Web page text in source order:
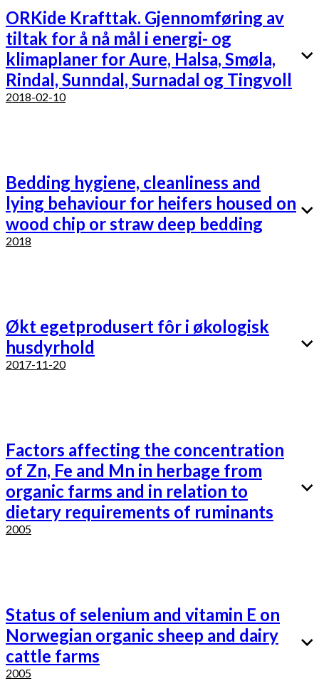
ORKide Krafttak. Gjennomføring av
tiltak for å nå mål i energi- og
klimaplaner for Aure, Halsa, Smøla,
Rindal, Sunndal, Surnadal og Tingvoll
2018-02-10
Bedding hygiene, cleanliness and
lying behaviour for heifers housed on
wood chip or straw deep bedding
2018
Økt egetprodusert fôr i økologisk
husdyrhold
2017-11-20
Factors affecting the concentration
of Zn, Fe and Mn in herbage from
organic farms and in relation to
dietary requirements of ruminants
2005
Status of selenium and vitamin E on
Norwegian organic sheep and dairy
cattle farms
2005